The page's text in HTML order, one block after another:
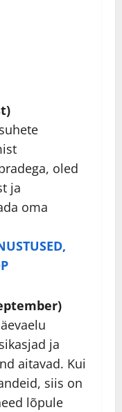
oled
ja
oma
ja
aitavad. Kui
siis on
lõpule